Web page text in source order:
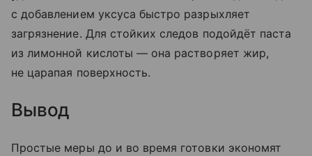
с добавлением уксуса быстро разрыхляет
загрязнение. Для стойких следов подойдёт паста
из лимонной кислоты — она растворяет жир,
не царапая поверхность.
Вывод
Простые меры до и во время готовки экономят